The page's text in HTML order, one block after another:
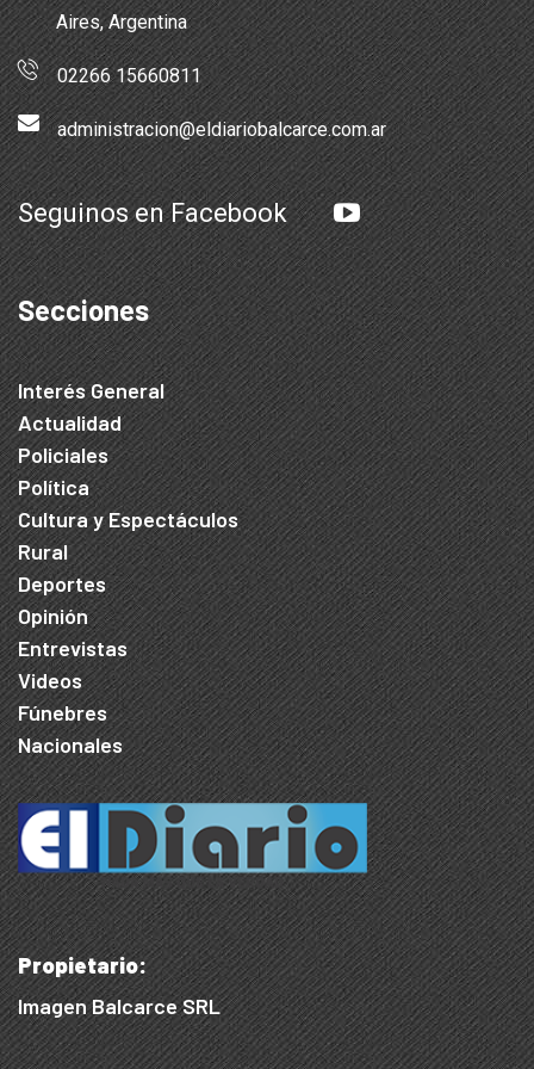
Aires, Argentina
02266 15660811
administracion@eldiariobalcarce.com.ar
Seguinos en Facebook
Secciones
Interés General
Actualidad
Policiales
Política
Cultura y Espectáculos
Rural
Deportes
Opinión
Entrevistas
Videos
Fúnebres
Nacionales
Propietario:
Imagen Balcarce SRL